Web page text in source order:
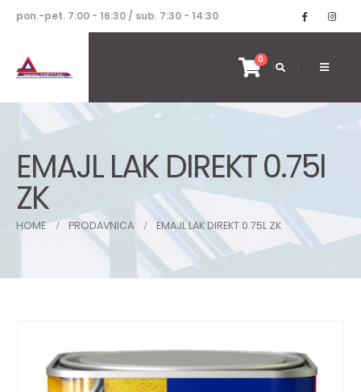
pon.-pet. 7:00 - 16:30 / sub. 7:30 - 14:30
0
EMAJL LAK DIREKT 0.75l
ZK
HOME PRODAVNICA EMAJL LAK DIREKT 0.75L ZK